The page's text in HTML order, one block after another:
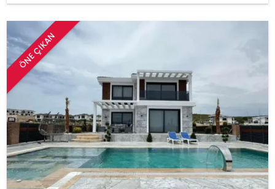
ÖNE ÇIKAN